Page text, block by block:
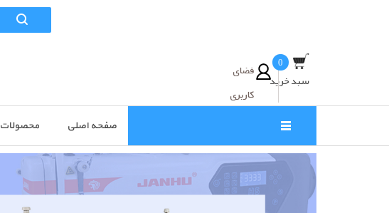
0
سبد خرید
فضای
کاربری
صفحه اصلی محصولات